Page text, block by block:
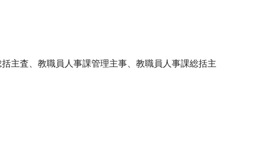
主査、教職員人事課管理主事、教職員人事課総括主